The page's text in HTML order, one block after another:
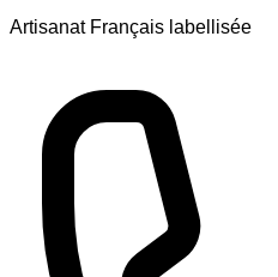
Artisanat Français labellisée